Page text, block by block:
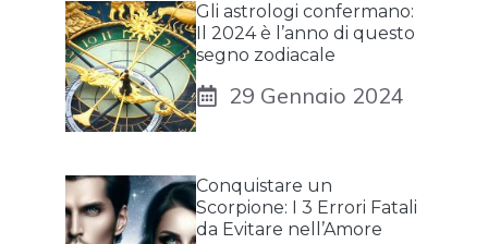
Gli astrologi confermano:
Il 2024 è l’anno di questo
segno zodiacale
29 Gennaio 2024
Conquistare un
Scorpione: I 3 Errori Fatali
da Evitare nell’Amore